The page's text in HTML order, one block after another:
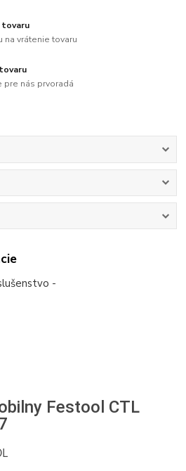
tovaru
vrátenie tovaru
pre nás prvoradá
-
Festool CTL